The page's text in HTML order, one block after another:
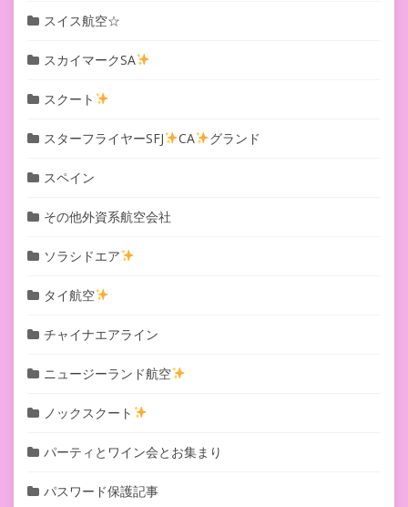
スイス航空☆
スカイマークSA
スクート
スターフライヤーSFJ CA グランド
スペイン
その他外資系航空会社
ソラシドエア
タイ航空
チャイナエアライン
ニュージーランド航空
ノックスクート
パーティとワイン会とお集まり
パスワード保護記事